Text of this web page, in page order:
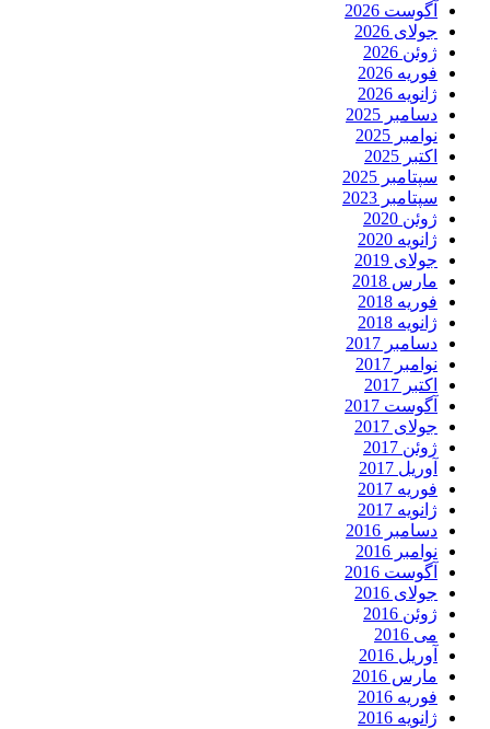
آگوست 2026
جولای 2026
ژوئن 2026
فوریه 2026
ژانویه 2026
دسامبر 2025
نوامبر 2025
اکتبر 2025
سپتامبر 2025
سپتامبر 2023
ژوئن 2020
ژانویه 2020
جولای 2019
مارس 2018
فوریه 2018
ژانویه 2018
دسامبر 2017
نوامبر 2017
اکتبر 2017
آگوست 2017
جولای 2017
ژوئن 2017
آوریل 2017
فوریه 2017
ژانویه 2017
دسامبر 2016
نوامبر 2016
آگوست 2016
جولای 2016
ژوئن 2016
می 2016
آوریل 2016
مارس 2016
فوریه 2016
ژانویه 2016